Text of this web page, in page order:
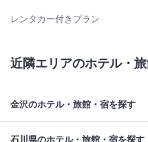
レンタカー付きプラン
近隣エリアのホテル・
金沢のホテル・旅館・宿を探す
石川県のホテル・旅館・宿を探す